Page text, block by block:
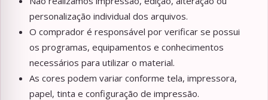
personalização individual dos arquivos.
O comprador é responsável por verificar se possui
os programas, equipamentos e conhecimentos
necessários para utilizar o material.
As cores podem variar conforme tela, impressora,
papel, tinta e configuração de impressão.